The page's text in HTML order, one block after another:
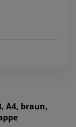
A4, braun,